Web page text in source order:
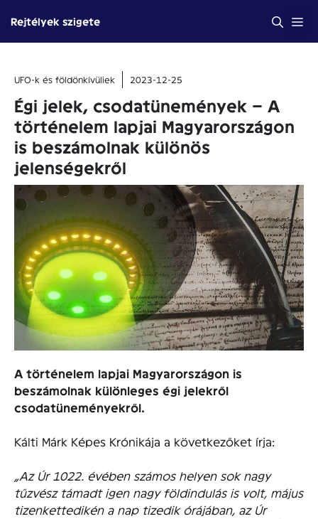
tartalomba
Rejtélyek szigete
UFO-k és földönkívüliek 2023-12-25
Égi jelek, csodatünemények – A
történelem lapjai Magyarországon
is beszámolnak különös
jelenségekről
A történelem lapjai Magyarországon is
beszámolnak különleges égi jelekről
csodatüneményekről.
Kálti Márk Képes Krónikája a következőket írja:
„Az Úr 1022. évében számos helyen sok nagy
tűzvész támadt igen nagy földindulás is volt, május
tizenkettedikén a nap tizedik órájában, az Úr